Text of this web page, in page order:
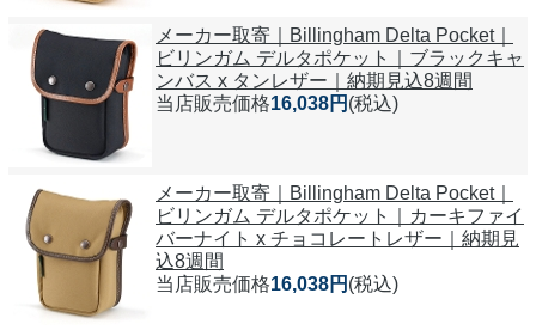
メーカー取寄｜Billingham Delta Pocket｜
ビリンガム デルタポケット｜ブラックキャ
ンバス x タンレザー｜納期見込8週間
当店販売価格16,038円 (税込)
メーカー取寄｜Billingham Delta Pocket｜
ビリンガム デルタポケット｜カーキファイ
バーナイト x チョコレートレザー｜納期見
込8週間
当店販売価格16,038円 (税込)